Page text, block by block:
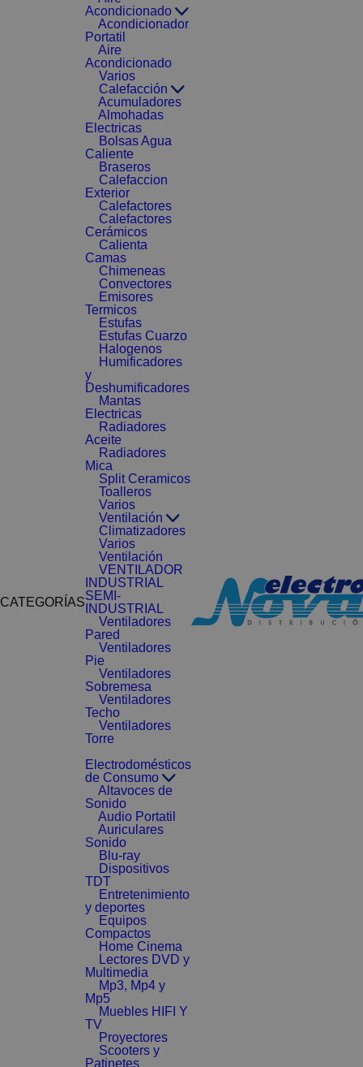
CATEGORÍAS
Acondicionado
Acondicionador
Portatil
Aire
Acondicionado
Varios
Calefacción
Acumuladores
Almohadas
Electricas
Bolsas Agua
Caliente
Braseros
Calefaccion
Exterior
Calefactores
Calefactores
Cerámicos
Calienta
Camas
Chimeneas
Convectores
Emisores
Termicos
Estufas
Estufas Cuarzo
Halogenos
Humificadores
y
Deshumificadores
Mantas
Electricas
Radiadores
Aceite
Radiadores
Mica
Split Ceramicos
Toalleros
Varios
Ventilación
Climatizadores
Varios
Ventilación
VENTILADOR
INDUSTRIAL
SEMI-
INDUSTRIAL
Ventiladores
Pared
Ventiladores
Pie
Ventiladores
Sobremesa
Ventiladores
Techo
Ventiladores
Torre
Electrodomésticos
de Consumo
Altavoces de
Sonido
Audio Portatil
Auriculares
Sonido
Blu-ray
Dispositivos
TDT
Entretenimiento
y deportes
Equipos
Compactos
Home Cinema
Lectores DVD y
Multimedia
Mp3, Mp4 y
Mp5
Muebles HIFI Y
TV
Proyectores
Scooters y
Patinetes